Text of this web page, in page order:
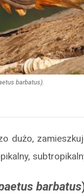
barbatus).
dużo,
barbatus